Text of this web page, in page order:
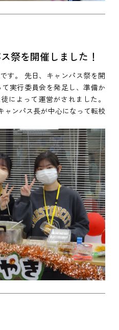
祭を開催しました！
す。 先日、キャンパス祭を開
実行委員会を発足し、準備か
によって運営がされました。
ャンパス長が中心になって転校